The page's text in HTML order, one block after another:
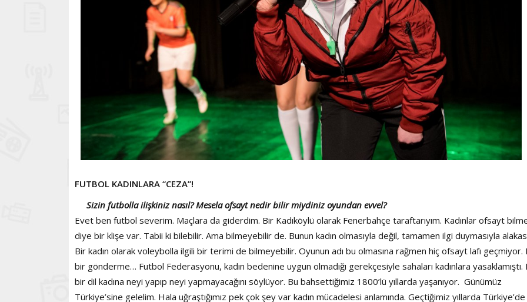
FUTBOL KADINLARA “CEZA”!
Sizin futbolla ilişkiniz nasıl? Mesela ofsayt nedir bilir miydiniz oyundan evvel?
Evet ben futbol severim. Maçlara da giderdim. Bir Kadıköylü olarak Fenerbahçe taraftarıyım. Kadınlar ofsayt
diye bir klişe var. Tabii ki bilebilir. Ama bilmeyebilir de. Bunun kadın olmasıyla değil, tamamen ilgi duymasıyla
Bir kadın olarak voleybolla ilgili bir terimi de bilmeyebilir. Oyunun adı bu olmasına rağmen hiç ofsayt lafı geçmiyor.
bir gönderme… Futbol Federasyonu, kadın bedenine uygun olmadığı gerekçesiyle sahaları kadınlara yasaklamıştı.
bir dil kadına neyi yapıp neyi yapmayacağını söylüyor. Bu bahsettiğimiz 1800’lü yıllarda yaşanıyor. Günümüz
Türkiye’sine gelelim. Hala uğraştığımız pek çok şey var kadın mücadelesi anlamında. Geçtiğimiz yıllarda